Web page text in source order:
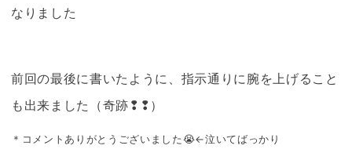
なりました
前回の最後に書いたように、指示通りに腕を上げること
も出来ました（奇跡❢❢）
＊コメントありがとうございました😭←泣いてばっかり